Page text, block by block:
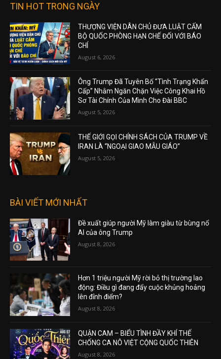
TIN HOT TRONG NGÀY
THƯỢNG VIỆN DÂN CHỦ ĐƯA LUẬT CẤM
BỘ QUỐC PHÒNG HẠN CHẾ ĐỐI VỚI BÁO
CHÍ
August 6, 2026
Ông Trump Đã Tuyên Bố “Tình Trạng Khẩn
Cấp” Nhằm Ngăn Chặn Việc Công Khai Hồ
Sơ Tài Chính Của Mình Cho Đài BBC
August 5, 2026
THẾ GIỚI GỌI CHÍNH SÁCH CỦA TRUMP VỀ
IRAN LÀ “NGOẠI GIAO MẪU GIÁO”
August 5, 2026
BÀI VIẾT MỚI NHẤT
Đề xuất giúp người Mỹ làm giàu từ bùng nổ
AI của ông Trump
August 8, 2026
Hơn 1 triệu người Mỹ rời bỏ thị trường lao
động: Điều gì đang đẩy cuộc khủng hoảng
lên đỉnh điểm?
August 8, 2026
QUẬN CAM – BIỂU TÌNH ĐẦY KHÍ THẾ
CHỐNG CA NÔ VIỆT CỘNG QUỐC THIÊN
August 8, 2026